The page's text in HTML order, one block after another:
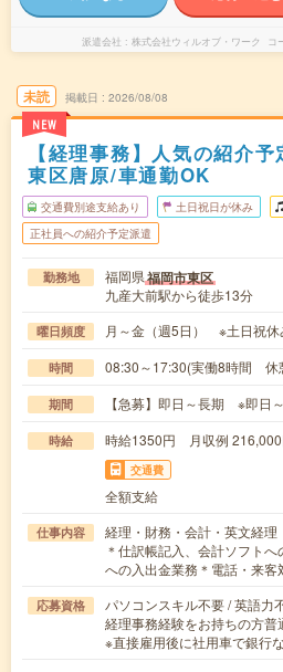
派遣会社 株式会社ウィルオブ・ワーク コ
未読
NEW
掲載日 2026/08/08
【経理事務】人気の紹介
東区唐原/車通勤OK
交通費別途支給あり 土日祝日が休み
正社員への紹介予定派遣
勤務地 福岡県福岡市東区
九産大前駅から徒歩13分
曜日頻度 月～金（週5日） ※土日祝休
時間 08:30～17:30(実働8時間 休
期間 【急募】即日～長期 ※即日～
時給 時給1350円 月収例 216,000
交通費
全額支給
仕事内容
経理・財務・会計・英文経理
＊仕訳帳記入、会計ソフト
への入出金業務＊電話・来客
応募資格
パソコンスキル不要 / 英語力
経理事務経験をお持ちの方普
※直接雇用後に社用車で銀行